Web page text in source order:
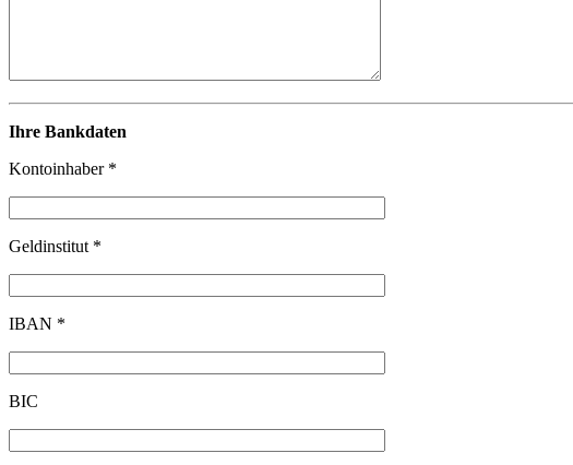
Ihre Bankdaten
Kontoinhaber *
Geldinstitut *
IBAN *
BIC